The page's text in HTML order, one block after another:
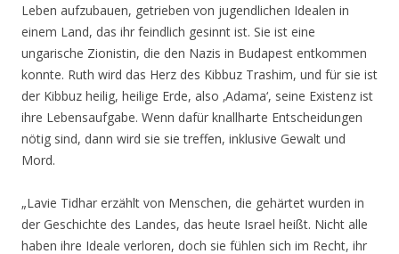
Leben aufzubauen, getrieben von jugendlichen Idealen in
einem Land, das ihr feindlich gesinnt ist. Sie ist eine
ungarische Zionistin, die den Nazis in Budapest entkommen
konnte. Ruth wird das Herz des Kibbuz Trashim, und für sie ist
der Kibbuz heilig, heilige Erde, also ‚Adama‘, seine Existenz ist
ihre Lebensaufgabe. Wenn dafür knallharte Entscheidungen
nötig sind, dann wird sie sie treffen, inklusive Gewalt und
Mord.
„Lavie Tidhar erzählt von Menschen, die gehärtet wurden in
der Geschichte des Landes, das heute Israel heißt. Nicht alle
haben ihre Ideale verloren, doch sie fühlen sich im Recht, ihr